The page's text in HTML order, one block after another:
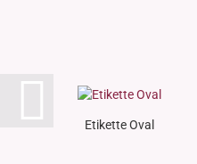
Etikette Oval